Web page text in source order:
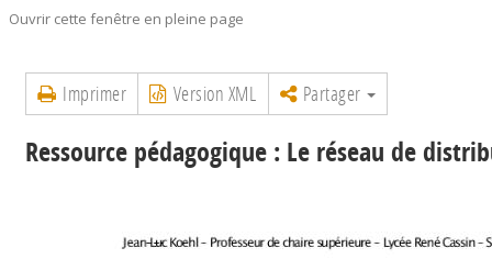
Ouvrir cette fenêtre en pleine page
Imprimer Version XML Partager
Ressource pédagogique : Le réseau de